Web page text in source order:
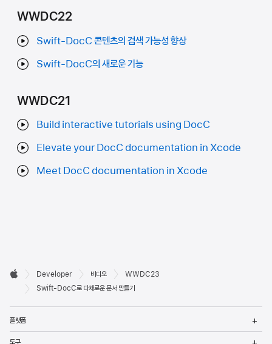
WWDC22
Swift-DocC 콘텐츠의 검색 가능성 향상
Swift-DocC의 새로운 기능
WWDC21
Build interactive tutorials using DocC
Elevate your DocC documentation in Xcode
Meet DocC documentation in Xcode
Developer
바닥글

Apple
Developer 비디오
WWDC23
Swift-DocC로 다채로운 문서 만들기
플랫폼
도구